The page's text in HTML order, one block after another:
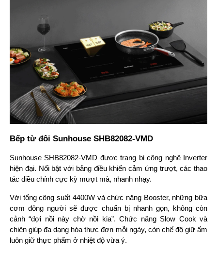
Bếp từ đôi Sunhouse SHB82082-VMD
Sunhouse SHB82082-VMD được trang bị công nghệ Inverter
hiện đại. Nổi bật với bảng điều khiển cảm ứng trượt, các thao
tác điều chỉnh cực kỳ mượt mà, nhanh nhạy.
Với tổng công suất 4400W và chức năng Booster, những bữa
cơm đông người sẽ được chuẩn bị nhanh gọn, không còn
cảnh “đợi nồi này chờ nồi kia”. Chức năng Slow Cook và
chiên giúp đa dạng hóa thực đơn mỗi ngày, còn chế độ giữ ấm
luôn giữ thực phẩm ở nhiệt độ vừa ý.